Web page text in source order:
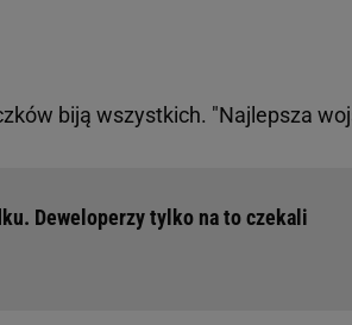
biją wszystkich. "Najlepsza
Deweloperzy tylko na to czekali